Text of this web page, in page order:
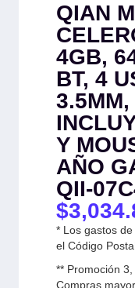
QIAN
4GB,
BT, 4
Y
AÑO
QII-
$
* Los gastos
el Código
** Promoción
Compras